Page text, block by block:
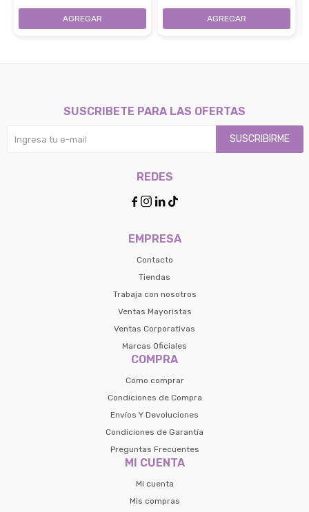
EMPRESA
Contacto
Tiendas
Trabaja con nosotros
Ventas Mayoristas
Ventas Corporativas
Marcas Oficiales
COMPRA
Cómo comprar
Condiciones de Compra
Envíos Y Devoluciones
Condiciones de Garantía
Preguntas Frecuentes
MI CUENTA
Mi cuenta
Mis compras
SUSCRIBETE PARA LAS OFERTAS
SUSCRIBIRME
REDES
   